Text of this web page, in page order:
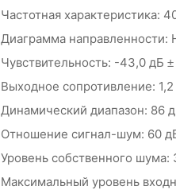
Частотная характеристика:
Диаграмма направленности:
Чувствительность: -43,0 дБ
Выходное сопротивление:
Динамический диапазон: 86
Отношение сигнал-шум: 60
Уровень собственного шума:
Максимальный уровень